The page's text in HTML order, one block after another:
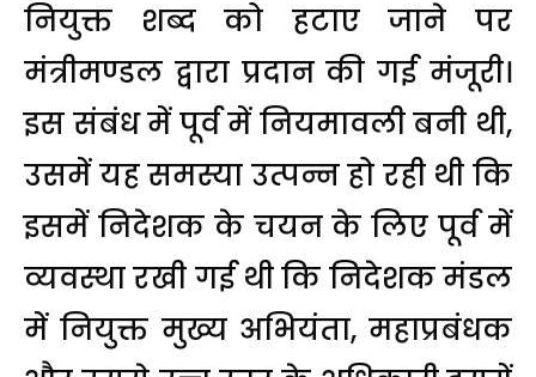
नियुक्त शब्द को हटाए जाने पर
मंत्रीमण्डल द्वारा प्रदान की गई मंजूरी।
इस संबंध में पूर्व में नियमावली बनी थी,
उसमें यह समस्या उत्पन्न हो रही थी कि
इसमें निदेशक के चयन के लिए पूर्व में
व्यवस्था रखी गई थी कि निदेशक मंडल
में नियुक्त मुख्य अभियंता, महाप्रबंधक